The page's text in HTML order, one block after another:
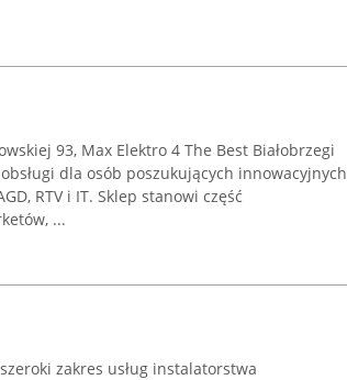
93, Max Elektro 4 The Best Białobrzegi
dla osób poszukujących innowacyjnych
RTV i IT. Sklep stanowi część
...
zakres usług instalatorstwa